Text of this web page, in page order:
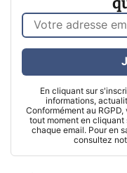
En cliquant sur
informations,
Conformément au
tout moment en cliquant
chaque email. Pour en
consultez